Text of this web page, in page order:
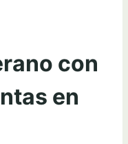
con
en